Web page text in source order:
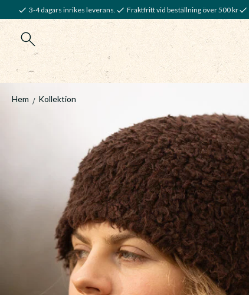
3-4 dagars inrikes leverans. Fraktfritt vid beställning över 500 kr
Hem Kollektion